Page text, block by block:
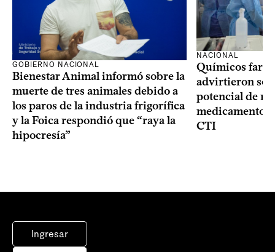
GOBIERNO NACIONAL
Bienestar Animal informó sobre la
muerte de tres animales debido a
los paros de la industria frigorífica
y la Foica respondió que “raya la
hipocresía”
NACIONAL
Químicos
advirtieron
potencial de
medicamentos
CTI
Ingresar